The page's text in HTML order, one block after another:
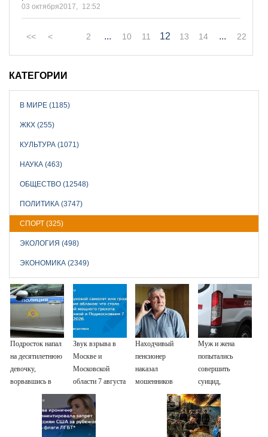
03 октября2017, 12:52
<< < 2 ... 10 11 12 13 14 ... 22
КАТЕГОРИИ
В МИРЕ (1185)
ЖКХ (255)
КУЛЬТУРА (1071)
НАУКА (463)
ОБЩЕСТВО (12548)
ПОЛИТИКА (3747)
СПОРТ (325)
ЭКОЛОГИЯ (498)
ЭКОНОМИКА (2349)
Подросток напал
на десятилетнюю
девочку,
ворвавшись в
Звук взрыва в
Москве и
Московской
области 7 августа
2026 года:
Причины,
источник, откуда
был громкий
Находчивый
пенсионер
наказал
мошенников
изощренным
Муж и жена
попытались
совершить
суицид,
предупредив
оперативные
службы